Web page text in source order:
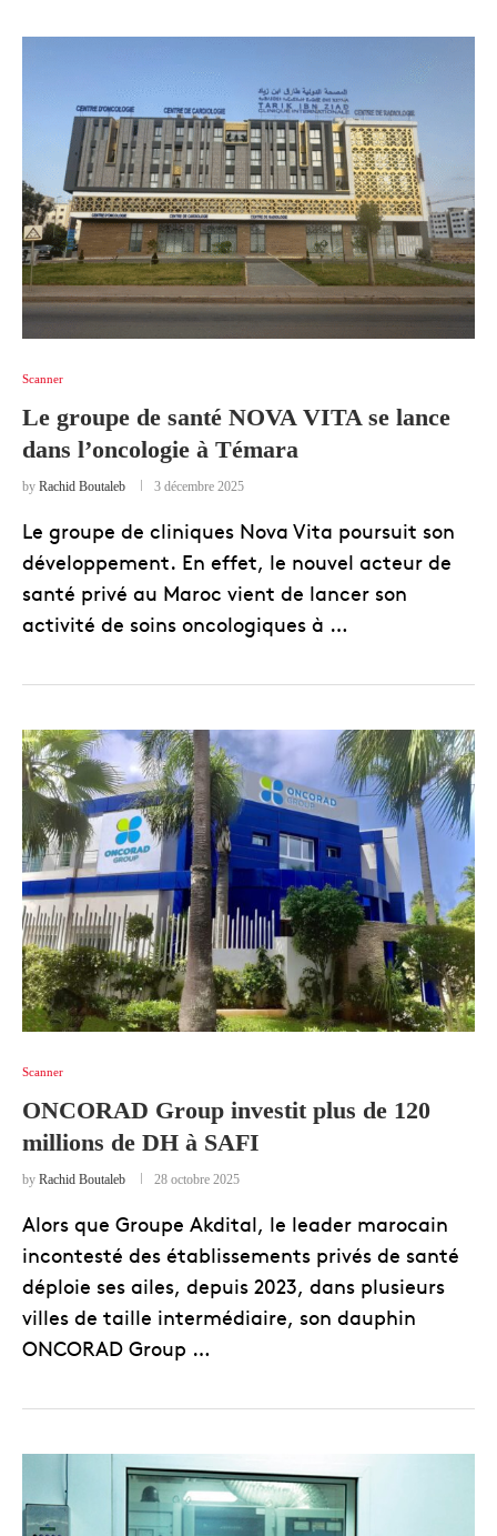
Scanner
Le groupe de santé NOVA VITA se lance
dans l’oncologie à Témara
by Rachid Boutaleb 3 décembre 2025
Le groupe de cliniques Nova Vita poursuit son
développement. En effet, le nouvel acteur de
santé privé au Maroc vient de lancer son
activité de soins oncologiques à …
Scanner
ONCORAD Group investit plus de 120
millions de DH à SAFI
by Rachid Boutaleb 28 octobre 2025
Alors que Groupe Akdital, le leader marocain
incontesté des établissements privés de santé
déploie ses ailes, depuis 2023, dans plusieurs
villes de taille intermédiaire, son dauphin
ONCORAD Group …